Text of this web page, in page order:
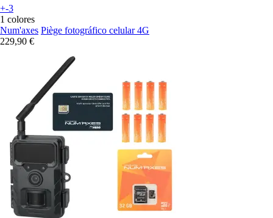
+-3
1 colores
Num'axes Piège fotográfico celular 4G
229,90 €